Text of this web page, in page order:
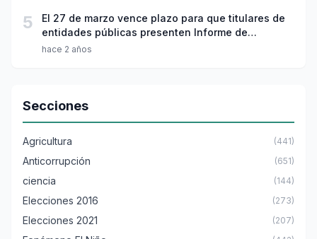
5
El 27 de marzo vence plazo para que titulares de
entidades públicas presenten Informe de
Rendición de Cuentas Anual del 2023
hace 2 años
Secciones
Agricultura (441)
Anticorrupción (651)
ciencia (144)
Elecciones 2016 (273)
Elecciones 2021 (207)